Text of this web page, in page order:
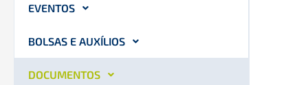
EVENTOS
BOLSAS E AUXÍLIOS
DOCUMENTOS